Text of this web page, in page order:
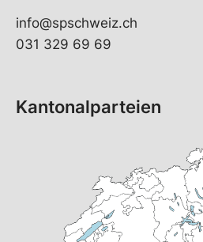
info@spschweiz.ch
031 329 69 69
Kantonalparteien